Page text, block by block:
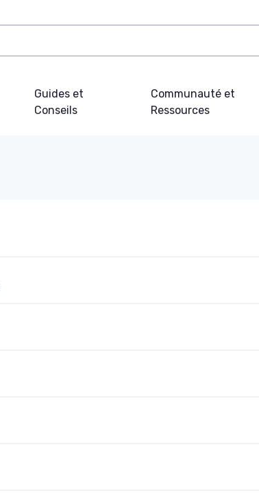
Guides et
Conseils
Communauté et
Ressources